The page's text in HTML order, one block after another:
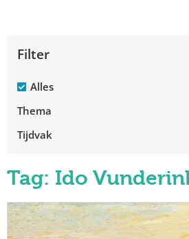
Filter
Alles
Thema
Tijdvak
Tag: Ido